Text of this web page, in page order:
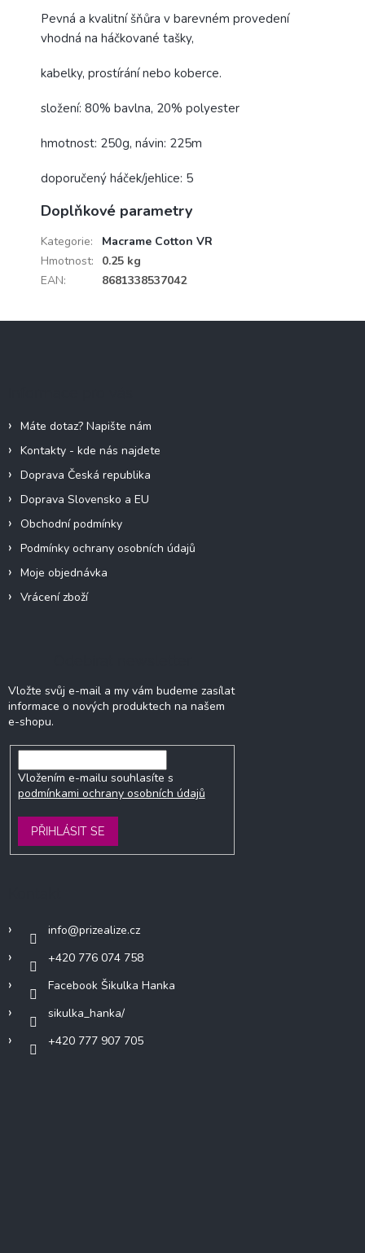
Pevná a kvalitní šňůra v barevném provedení
vhodná na háčkované tašky,
kabelky, prostírání nebo koberce.
složení: 80% bavlna, 20% polyester
hmotnost: 250g, návin: 225m
doporučený háček/jehlice: 5
Doplňkové parametry
Kategorie:
Macrame Cotton VR
Hmotnost:
0.25 kg
EAN: 8681338537042
Máte dotaz? Napište nám
Kontakty - kde nás najdete
Doprava Česká republika
Doprava Slovensko a EU
Obchodní podmínky
Podmínky ochrany osobních údajů
Moje objednávka
Vrácení zboží
Vložte svůj e-mail a my vám budeme zasílat
informace o nových produktech na našem
e-shopu.
Vložením e-mailu souhlasíte s
podmínkami ochrany osobních údajů
PŘIHLÁSIT SE
info@prizealize.cz
+420 776 074 758
Facebook Šikulka Hanka
sikulka_hanka/
+420 777 907 705